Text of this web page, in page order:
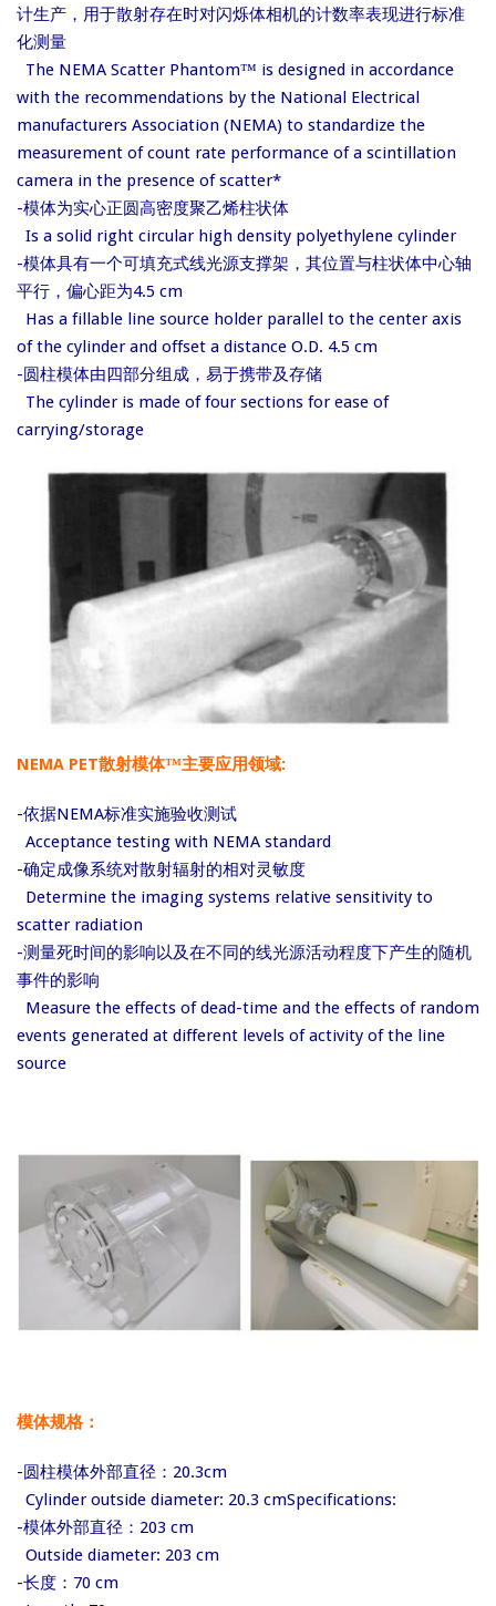
计生产，用于散射存在时对闪烁体相机的计数率表现进行标准
化测量
The NEMA Scatter Phantom™ is designed in accordance
with the recommendations by the National Electrical
manufacturers Association (NEMA) to standardize the
measurement of count rate performance of a scintillation
camera in the presence of scatter*
-模体为实心正圆高密度聚乙烯柱状体
Is a solid right circular high density polyethylene cylinder
-模体具有一个可填充式线光源支撑架，其位置与柱状体中心轴
平行，偏心距为4.5 cm
Has a fillable line source holder parallel to the center axis
of the cylinder and offset a distance O.D. 4.5 cm
-圆柱模体由四部分组成，易于携带及存储
The cylinder is made of four sections for ease of
carrying/storage
NEMA PET散射模体™主要应用领域:
-依据NEMA标准实施验收测试
Acceptance testing with NEMA standard
-确定成像系统对散射辐射的相对灵敏度
Determine the imaging systems relative sensitivity to
scatter radiation
-测量死时间的影响以及在不同的线光源活动程度下产生的随机
事件的影响
Measure the effects of dead-time and the effects of random
events generated at different levels of activity of the line
source
模体规格：
-圆柱模体外部直径：20.3cm
Cylinder outside diameter: 20.3 cmSpecifications:
-模体外部直径：203 cm
Outside diameter: 203 cm
-长度：70 cm